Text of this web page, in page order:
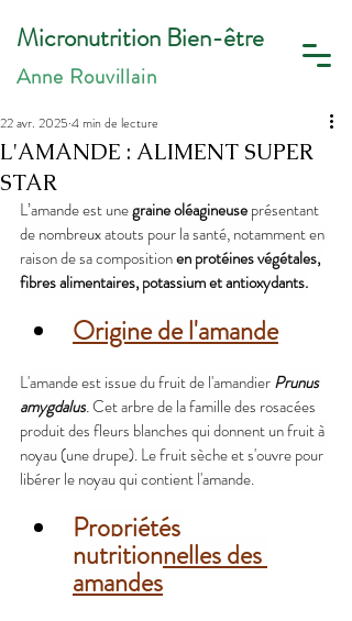
Micronutrition Bien-être
Anne Rouvillain
L'AMANDE : ALIMENT SUPER
STAR
22 avr. 2025 4 min de lecture
L’amande est une graine oléagineuse présentant
de nombreux atouts pour la santé, notamment en
raison de sa composition en protéines végétales,
fibres alimentaires, potassium et antioxydants.
Origine de l'amande
L'amande est issue du fruit de l'amandier Prunus
amygdalus. Cet arbre de la famille des rosacées
produit des fleurs blanches qui donnent un fruit à
noyau (une drupe). Le fruit sèche et s'ouvre pour
libérer le noyau qui contient l'amande.
Propriétés
nutritionnelles des
amandes